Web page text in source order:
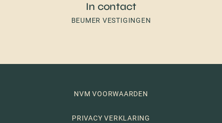
In contact
BEUMER VESTIGINGEN
NVM VOORWAARDEN
PRIVACY VERKLARING